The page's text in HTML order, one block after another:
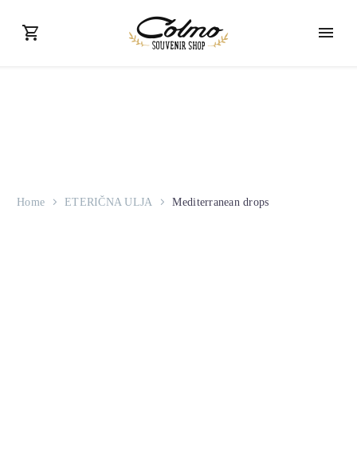
Home ETERIČNA ULJA Mediterranean drops